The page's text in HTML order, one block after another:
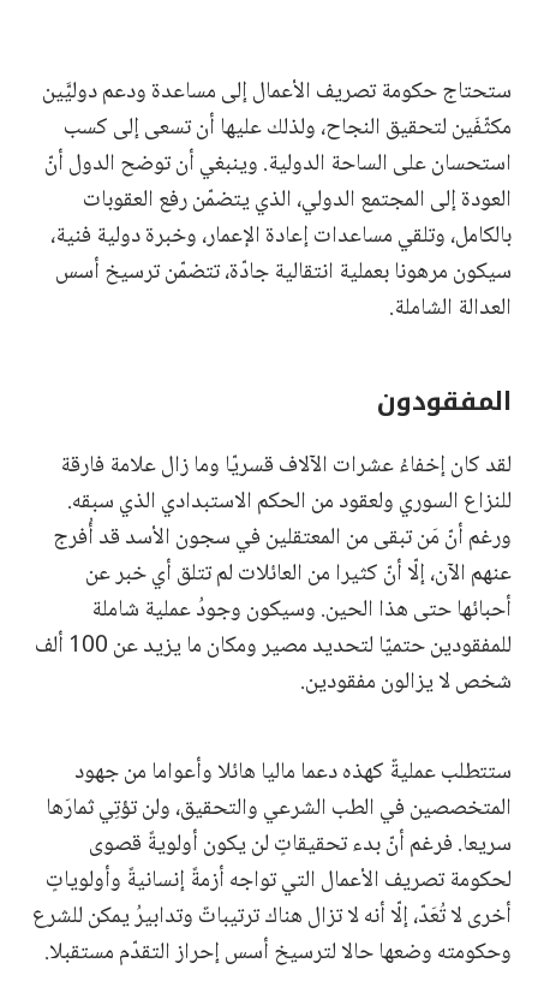
ستحتاج حكومة تصريف الأعمال إلى مساعدة ودعم دوليَّين
مكثّفَين لتحقيق النجاح، ولذلك عليها أن تسعى إلى كسب
استحسان على الساحة الدولية. وينبغي أن توضح الدول أنّ
العودة إلى المجتمع الدولي، الذي يتضمّن رفع العقوبات
بالكامل، وتلقي مساعدات إعادة الإعمار، وخبرة دولية فنية،
سيكون مرهونا بعملية انتقالية جادّة، تتضمّن ترسيخ أسس
العدالة الشاملة.
المفقودون
لقد كان إخفاءُ عشرات الآلاف قسريّا وما زال علامة فارقة
للنزاع السوري ولعقود من الحكم الاستبدادي الذي سبقه.
ورغم أنّ مَن تبقى من المعتقلين في سجون الأسد قد أُفرج
عنهم الآن، إلّا أنّ كثيرا من العائلات لم تتلق أي خبر عن
أحبائها حتى هذا الحين. وسيكون وجودُ عملية شاملة
للمفقودين حتميّا لتحديد مصير ومكان ما يزيد عن 100 ألف
شخص لا يزالون مفقودين.
ستتطلب عمليةٌ كهذه دعما ماليا هائلا وأعواما من جهود
المتخصصين في الطب الشرعي والتحقيق، ولن تؤتِي ثمارَها
سريعا. فرغم أنّ بدء تحقيقاتٍ لن يكون أولويةً قصوى
لحكومة تصريف الأعمال التي تواجه أزمةً إنسانيةً وأولوياتٍ
أخرى لا تُعَدّ، إلّا أنه لا تزال هناك ترتيباتٌ وتدابيرُ يمكن للشرع
وحكومته وضعها حالا لترسيخ أسس إحراز التقدّم مستقبلا.